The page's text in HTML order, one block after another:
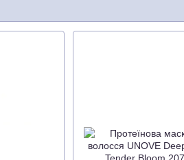
Global Hair Care, яка робить волосся
запатентовані комплекси;
за волоссям повного циклу;
якого типу.
— це догляд за волоссям № 1.